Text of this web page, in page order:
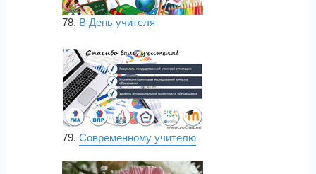
78. В День учителя
79. Современному учителю